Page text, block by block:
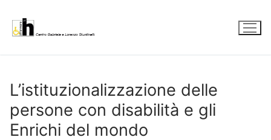
contenuto
L’istituzionalizzazione delle
persone con disabilità e gli
Enrichi del mondo